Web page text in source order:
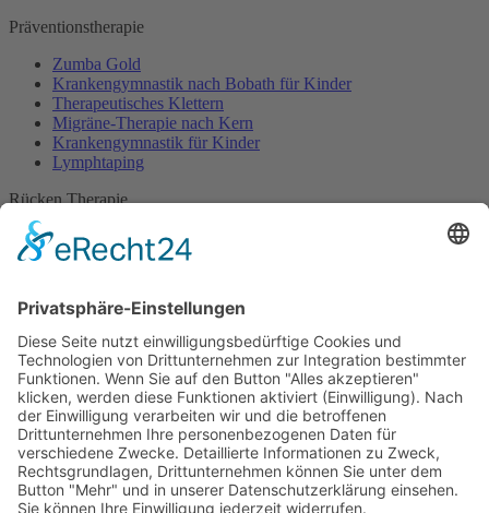
Präventionstherapie
Zumba Gold
Krankengymnastik nach Bobath für Kinder
Therapeutisches Klettern
Migräne-Therapie nach Kern
Krankengymnastik für Kinder
Lymphtaping
Rücken Therapie
Therapeutisches Klettern
Entspannungstraining
Zumba Gold
Rückbildungsgymnastik
Kinder Therapie
Krankengymnastik nach Vojta für Kinder
Krankengymnastik nach Bobath für Kinder
Krankengymnastik für Kinder
Therapeuten
Kontakt